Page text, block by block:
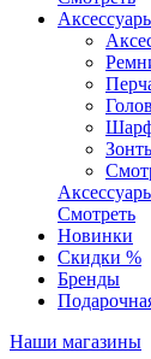
Смотреть
Новинки
Скидки %
Бренды
Наши магазины